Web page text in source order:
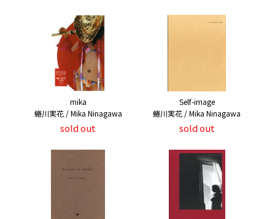
mika
蜷川実花 / Mika Ninagawa
sold out
Self-image
蜷川実花 / Mika Ninagawa
sold out